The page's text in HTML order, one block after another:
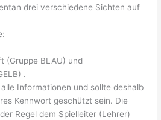
drei verschiedene Sichten auf
(Gruppe BLAU) und
.
alle Informationen und sollte deshalb
Kennwort geschützt sein. Die
Regel dem Spielleiter (Lehrer)